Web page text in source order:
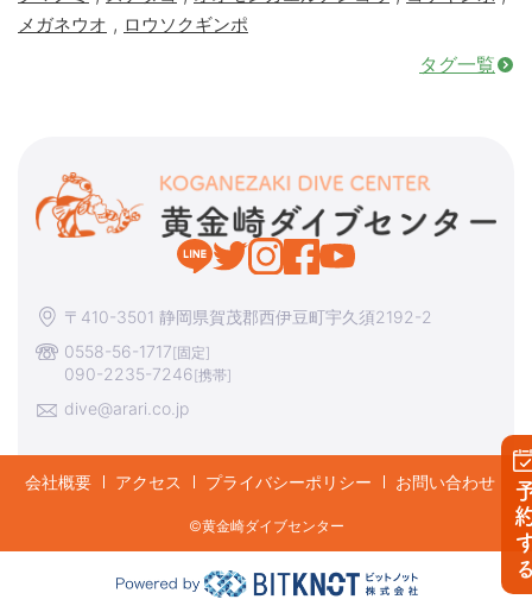
予
メガネウオ , ロウソクギンポ
タグ一覧
〒410-3501 静岡県賀茂郡西伊豆町宇久須2192-2
0558-56-1717[固定]
090-2235-7246[携帯]
dive@arari.co.jp
会社概要 アクセス プライバシーポリシー お問い合わせ
©︎黄金崎ダイブセンター